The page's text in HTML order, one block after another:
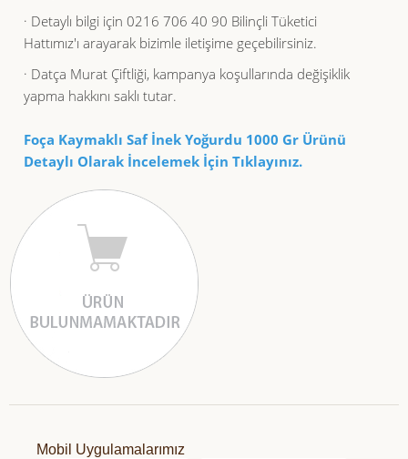
· Detaylı bilgi için 0216 706 40 90 Bilinçli Tüketici
Hattımız'ı arayarak bizimle iletişime geçebilirsiniz.
· Datça Murat Çiftliği, kampanya koşullarında değişiklik
yapma hakkını saklı tutar.
Foça Kaymaklı Saf İnek Yoğurdu 1000 Gr Ürünü
Detaylı Olarak İncelemek İçin Tıklayınız.
Mobil Uygulamalarımız